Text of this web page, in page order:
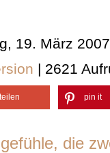
19. März
| 2621
teilen pin it
die